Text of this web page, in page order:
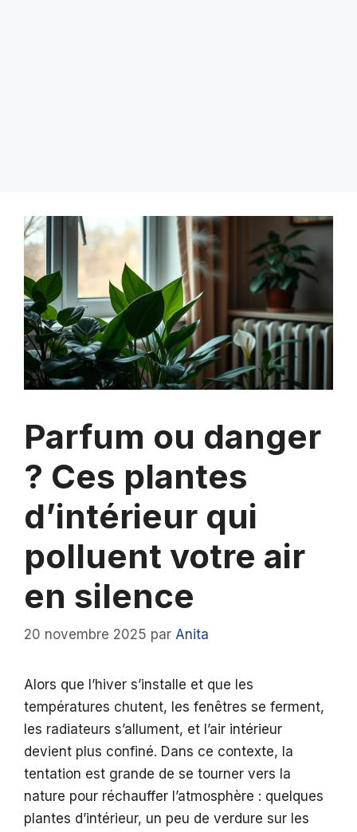
Parfum ou danger
? Ces plantes
d’intérieur qui
polluent votre air
en silence
20 novembre 2025 par Anita
Alors que l’hiver s’installe et que les
températures chutent, les fenêtres se ferment,
les radiateurs s’allument, et l’air intérieur
devient plus confiné. Dans ce contexte, la
tentation est grande de se tourner vers la
nature pour réchauffer l’atmosphère : quelques
plantes d’intérieur, un peu de verdure sur les